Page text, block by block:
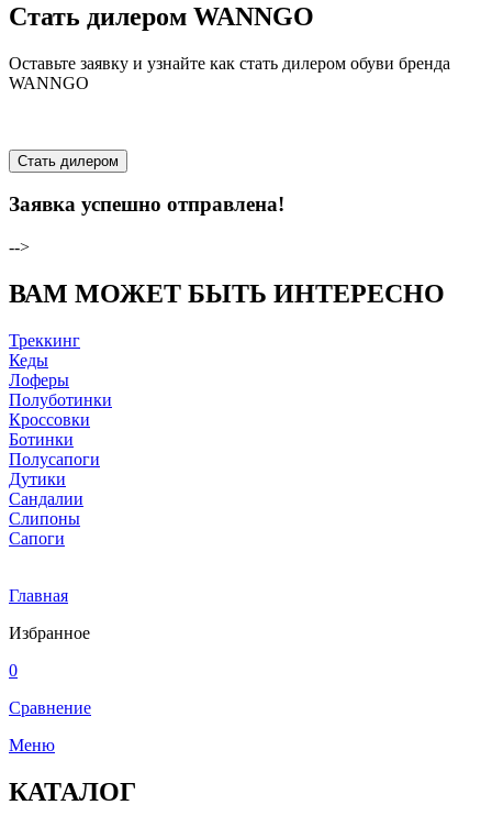
Стать дилером WANNGO
Оставьте заявку и узнайте как стать дилером обуви бренда
WANNGO
Стать дилером
Заявка успешно отправлена!
-->
ВАМ МОЖЕТ БЫТЬ ИНТЕРЕСНО
Треккинг
Кеды
Лоферы
Полуботинки
Кроссовки
Ботинки
Полусапоги
Дутики
Сандалии
Слипоны
Сапоги
Главная
Избранное
0
Сравнение
Меню
КАТАЛОГ